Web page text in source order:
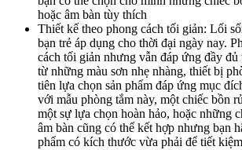
hoặc âm bàn tùy thích
Thiết kế theo phong cách tối giản: Lối
bạn trẻ áp dụng cho thời đại ngày nay.
cách tối giản nhưng vẫn đáp ứng đầy
từ những màu sơn nhẹ nhàng, thiết bị
tiên lựa chọn sản phẩm đáp ứng mục
với mẫu phòng tắm này, một chiếc bồn
một sự lựa chọn hoàn hảo, hoặc những
âm bàn cũng có thể kết hợp nhưng bạn
phẩm có kích thước vừa phải để tiết